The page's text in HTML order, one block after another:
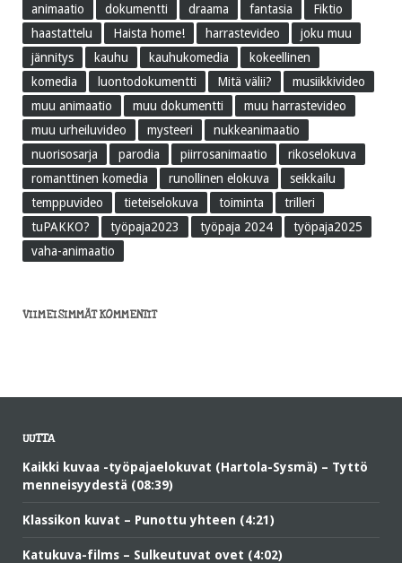
animaatio
dokumentti draama fantasia
Fiktio
haastattelu
Haista home! harrastevideo
joku muu
jännitys
kauhu kauhukomedia
kokeellinen
komedia
luontodokumentti Mitä välii?
musiikkivideo
muu animaatio
muu dokumentti
muu harrastevideo
muu urheiluvideo
mysteeri
nukkeanimaatio
nuorisosarja
parodia piirrosanimaatio
rikoselokuva
romanttinen komedia
runollinen elokuva
seikkailu
temppuvideo
tieteiselokuva toiminta
trilleri
tuPAKKO?
työpaja2023 työpaja 2024
työpaja2025
vaha-animaatio
VIIMEISIMMÄT KOMMENTIT
UUTTA
Kaikki kuvaa -työpajaelokuvat (Hartola-Sysmä) – Tyttö
menneisyydestä (08:39)
Klassikon kuvat – Punottu yhteen (4:21)
Katukuva-films – Sulkeutuvat ovet (4:02)